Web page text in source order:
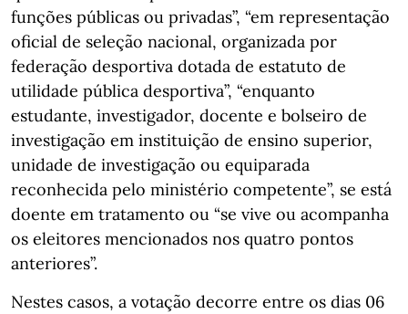
funções públicas ou privadas”, “em representação
oficial de seleção nacional, organizada por
federação desportiva dotada de estatuto de
utilidade pública desportiva”, “enquanto
estudante, investigador, docente e bolseiro de
investigação em instituição de ensino superior,
unidade de investigação ou equiparada
reconhecida pelo ministério competente”, se está
doente em tratamento ou “se vive ou acompanha
os eleitores mencionados nos quatro pontos
anteriores”.
Nestes casos, a votação decorre entre os dias 06